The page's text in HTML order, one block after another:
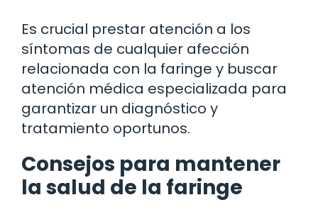
Es crucial prestar atención a los
síntomas de cualquier afección
relacionada con la faringe y buscar
atención médica especializada para
garantizar un diagnóstico y
tratamiento oportunos.
Consejos para mantener
la salud de la faringe